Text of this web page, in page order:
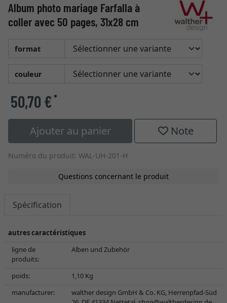
Album photo mariage Farfalla à
coller avec 50 pages, 31x28 cm
format
couleur
50,70 €*
Ajouter au panier Note
Numéro du produit: WAL-UH-201-H
Questions concernant le produit
Spécification
autres caractéristiques
ligne de
produits:
Alben und Zubehör
poids:
1,10 Kg
manufacturer:
walther design GmbH & Co. KG, Herrenpfad-Süd